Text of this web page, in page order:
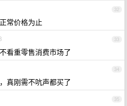
32
常价格为止
33
看重零售消费市场了
34
真刚需不吭声都买了
35